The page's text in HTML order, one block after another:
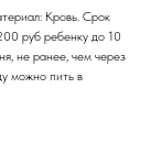
Кровь. Срок
руб ребенку до 10
не ранее, чем через
можно пить в